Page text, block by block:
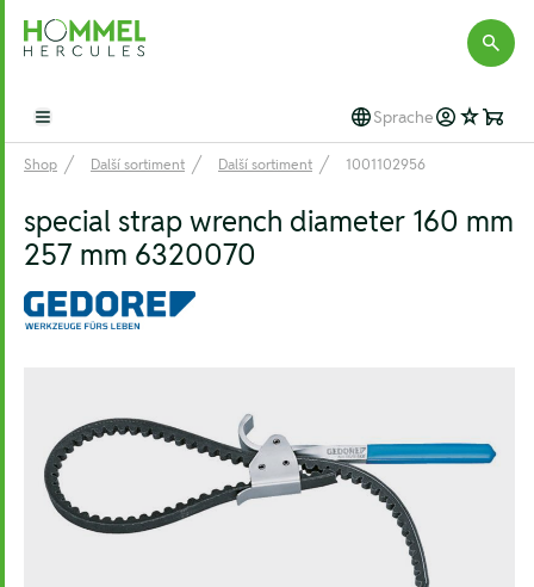
Hommel Hercules
Open main menu Sprache
Shop Další sortiment Další sortiment 1001102956
special strap wrench diameter 160 mm
257 mm 6320070